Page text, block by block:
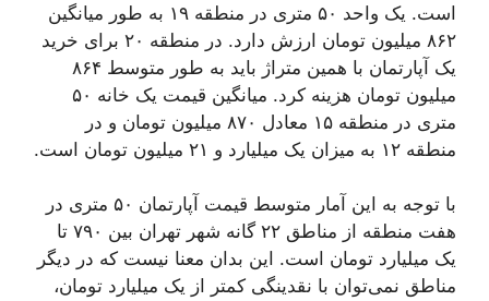
است. یک واحد ۵۰ متری در منطقه ۱۹ به طور میانگین
۸۶۲ میلیون تومان ارزش دارد. در منطقه ۲۰ برای خرید
یک آپارتمان با همین متراژ باید به طور متوسط ۸۶۴
میلیون تومان هزینه کرد. میانگین قیمت یک خانه ۵۰
متری در منطقه ۱۵ معادل ۸۷۰ میلیون تومان و در
منطقه ۱۲ به میزان یک میلیارد و ۲۱ میلیون تومان است.
با توجه به این آمار متوسط قیمت آپارتمان ۵۰ متری در
هفت منطقه از مناطق ۲۲ گانه شهر تهران بین ۷۹۰ تا
یک میلیارد تومان است. این بدان معنا نیست که در دیگر
مناطق نمی‌توان با نقدینگی کمتر از یک میلیارد تومان،